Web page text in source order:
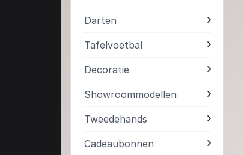
Darten
Tafelvoetbal
Decoratie
Showroommodellen
Tweedehands
Cadeaubonnen